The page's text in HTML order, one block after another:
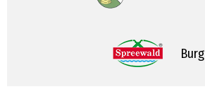
Burg